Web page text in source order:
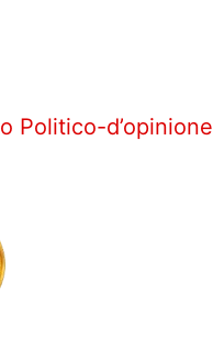
Politico-d’opinione